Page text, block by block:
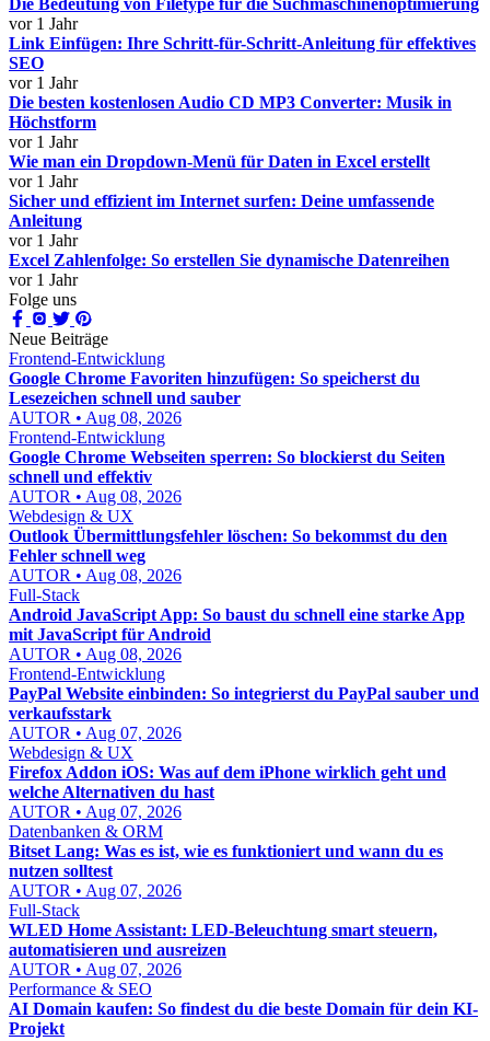
Die Bedeutung von Filetype für die Suchmaschinenoptimierung
vor 1 Jahr
Link Einfügen: Ihre Schritt-für-Schritt-Anleitung für effektives
SEO
vor 1 Jahr
Die besten kostenlosen Audio CD MP3 Converter: Musik in
Höchstform
vor 1 Jahr
Wie man ein Dropdown-Menü für Daten in Excel erstellt
vor 1 Jahr
Sicher und effizient im Internet surfen: Deine umfassende
Anleitung
vor 1 Jahr
Excel Zahlenfolge: So erstellen Sie dynamische Datenreihen
vor 1 Jahr
Folge uns
Neue Beiträge
Frontend-Entwicklung
Google Chrome Favoriten hinzufügen: So speicherst du
Lesezeichen schnell und sauber
AUTOR • Aug 08, 2026
Frontend-Entwicklung
Google Chrome Webseiten sperren: So blockierst du Seiten
schnell und effektiv
AUTOR • Aug 08, 2026
Webdesign & UX
Outlook Übermittlungsfehler löschen: So bekommst du den
Fehler schnell weg
AUTOR • Aug 08, 2026
Full-Stack
Android JavaScript App: So baust du schnell eine starke App
mit JavaScript für Android
AUTOR • Aug 08, 2026
Frontend-Entwicklung
PayPal Website einbinden: So integrierst du PayPal sauber und
verkaufsstark
AUTOR • Aug 07, 2026
Webdesign & UX
Firefox Addon iOS: Was auf dem iPhone wirklich geht und
welche Alternativen du hast
AUTOR • Aug 07, 2026
Datenbanken & ORM
Bitset Lang: Was es ist, wie es funktioniert und wann du es
nutzen solltest
AUTOR • Aug 07, 2026
Full-Stack
WLED Home Assistant: LED-Beleuchtung smart steuern,
automatisieren und ausreizen
AUTOR • Aug 07, 2026
Performance & SEO
AI Domain kaufen: So findest du die beste Domain für dein KI-
Projekt